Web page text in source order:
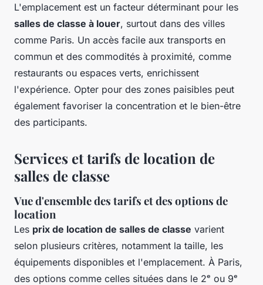
L'emplacement est un facteur déterminant pour les
salles de classe à louer, surtout dans des villes
comme Paris. Un accès facile aux transports en
commun et des commodités à proximité, comme
restaurants ou espaces verts, enrichissent
l'expérience. Opter pour des zones paisibles peut
également favoriser la concentration et le bien-être
des participants.
Services et tarifs de location de
salles de classe
Vue d'ensemble des tarifs et des options de
location
Les prix de location de salles de classe varient
selon plusieurs critères, notamment la taille, les
équipements disponibles et l'emplacement. À Paris,
des options comme celles situées dans le 2ᵉ ou 9ᵉ